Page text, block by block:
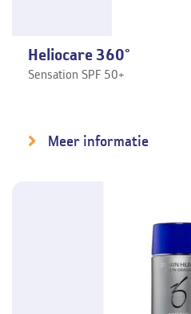
Heliocare 360°
Sensation SPF 50+
Meer informatie